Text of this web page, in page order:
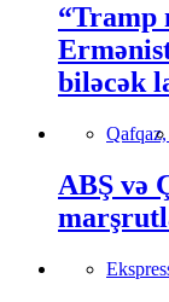
“Tramp
biləcək
Qafqaz,
ABŞ və